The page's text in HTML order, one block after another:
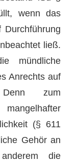
wenn das
Durchführung
ließ.
mündliche
Anrechts auf
zum
(§ 611
Gehör an
die